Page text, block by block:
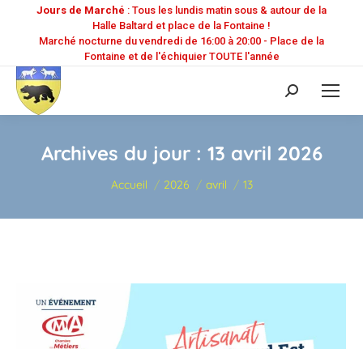
Jours de Marché : Tous les lundis matin sous & autour de la
Halle Baltard et place de la Fontaine !
Marché nocturne du vendredi de 16:00 à 20:00 - Place de la
Fontaine et de l'échiquier TOUTE l'année
Recherche
:
Archives du jour : 13 avril 2026
Vous êtes ici :
Accueil 2026 avril 13